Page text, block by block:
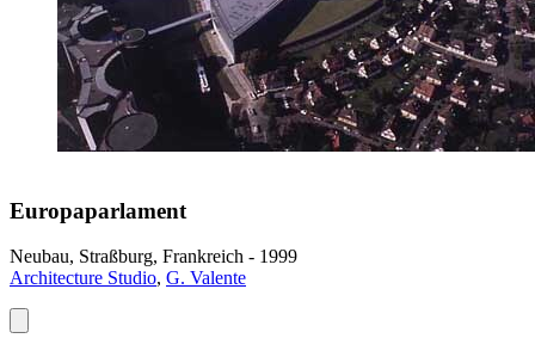
Europaparlament
Neubau, Straßburg, Frankreich - 1999
Architecture Studio, G. Valente